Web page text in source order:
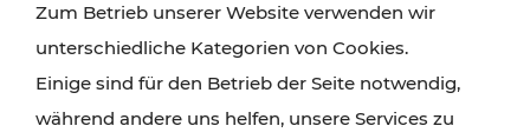
finden Sie hier im Überblick.
Zum Betrieb unserer Website verwenden wir
unterschiedliche Kategorien von Cookies.
Einige sind für den Betrieb der Seite notwendig,
während andere uns helfen, unsere Services zu